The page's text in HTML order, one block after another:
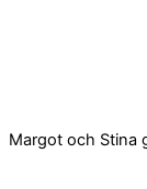
Margot och Stina